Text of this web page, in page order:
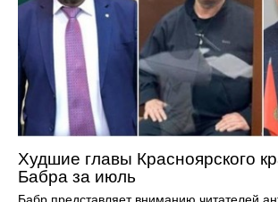
Худшие главы Красноярского
Бабра за июль